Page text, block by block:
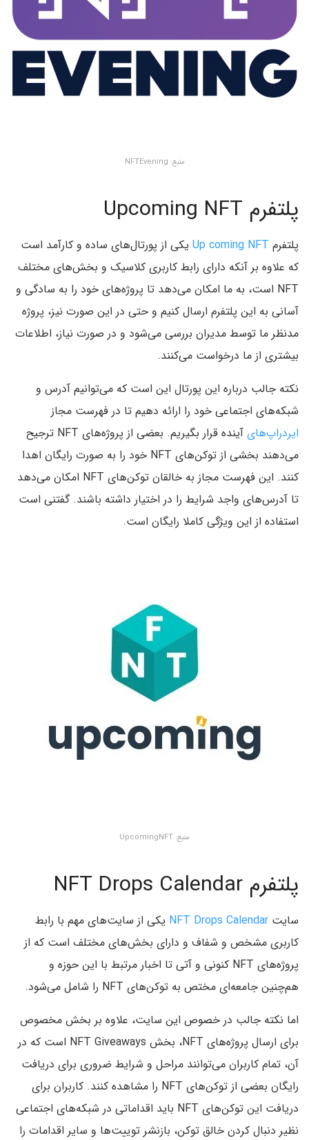
منبع: NFTEvening
پلتفرم Upcoming NFT
پلتفرم Up coming NFT یکی از پورتال‌های ساده و کارآمد است
که علاوه بر آنکه دارای رابط کاربری کلاسیک و بخش‌های مختلف
NFT است، به ما امکان می‌دهد تا پروژه‌های خود را به سادگی و
آسانی به این پلتفرم ارسال کنیم و حتی در این صورت نیز، پروژه
مدنظر ما توسط مدیران بررسی می‌شود و در صورت نیاز، اطلاعات
بیشتری از ما درخواست می‌کنند.
نکته جالب درباره این پورتال این است که می‌توانیم آدرس و
شبکه‌های اجتماعی خود را ارائه دهیم تا در فهرست مجاز
ایردراپ‌های
آینده قرار بگیریم. بعضی از پروژه‌های NFT ترجیح
می‌دهند بخشی از توکن‌های NFT خود را به صورت رایگان اهدا
کنند. این فهرست مجاز به خالقان توکن‌های NFT امکان می‌دهد
تا آدرس‌های واجد شرایط را در اختیار داشته باشند. گفتنی است
استفاده از این ویژگی کاملا رایگان است.
منبع: UpcomingNFT
پلتفرم NFT Drops Calendar
سایت NFT Drops Calendar یکی از سایت‌های مهم با رابط
کاربری مشخص و شفاف و دارای بخش‌های مختلف است که از
پروژه‌های NFT کنونی و آتی تا اخبار مرتبط با این حوزه و
هم‌چنین جامعه‌ای مختص به توکن‌های NFT را شامل می‌شود.
اما نکته جالب در خصوص این سایت، علاوه بر بخش مخصوص
برای ارسال پروژه‌های NFT، بخش NFT Giveaways است که در
آن، تمام کاربران می‌توانند مراحل و شرایط ضروری برای دریافت
رایگان بعضی از توکن‌های NFT را مشاهده کنند. کاربران برای
دریافت این توکن‌های NFT باید اقداماتی در شبکه‌های اجتماعی
نظیر دنبال‌ کردن خالق توکن، بازنشر توییت‌ها و سایر اقدامات را